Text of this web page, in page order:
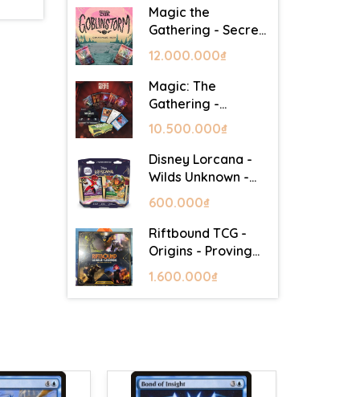
Hatsune Miku
Magic the
Gathering - Secret
Lair - Commander
Deck: Goblin Storm
12.000.000₫
Magic: The
Gathering -
Mystery Booster 2
- Festival in a Box
(Las Vegas 2026)
10.500.000₫
Disney Lorcana -
Wilds Unknown -
Starter Set
600.000₫
Riftbound TCG -
Origins - Proving
Grounds Box Set
1.600.000₫